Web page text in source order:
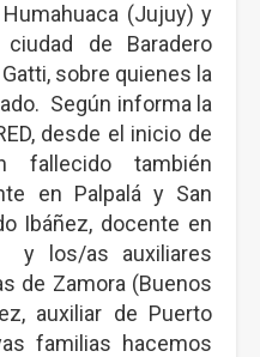
(Jujuy) y
de Baradero
sobre quienes la
Según informa la
desde el inicio de
fallecido también
en Palpalá y San
Ibáñez, docente en
y los/as auxiliares
de Zamora (Buenos
auxiliar de Puerto
familias hacemos